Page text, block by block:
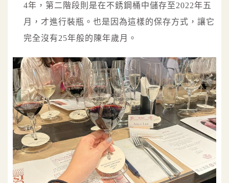
4年，第二階段則是在不銹鋼桶中儲存至2022年五
月，才進行裝瓶。也是因為這樣的保存方式，讓它
完全沒有25年般的陳年歲月。